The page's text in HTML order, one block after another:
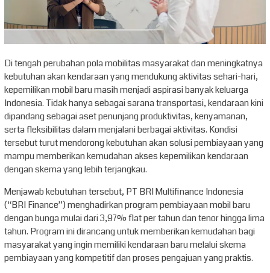
Di tengah perubahan pola mobilitas masyarakat dan meningkatnya
kebutuhan akan kendaraan yang mendukung aktivitas sehari-hari,
kepemilikan mobil baru masih menjadi aspirasi banyak keluarga
Indonesia. Tidak hanya sebagai sarana transportasi, kendaraan kini
dipandang sebagai aset penunjang produktivitas, kenyamanan,
serta fleksibilitas dalam menjalani berbagai aktivitas. Kondisi
tersebut turut mendorong kebutuhan akan solusi pembiayaan yang
mampu memberikan kemudahan akses kepemilikan kendaraan
dengan skema yang lebih terjangkau.
Menjawab kebutuhan tersebut, PT BRI Multifinance Indonesia
(“BRI Finance”) menghadirkan program pembiayaan mobil baru
dengan bunga mulai dari 3,97% flat per tahun dan tenor hingga lima
tahun. Program ini dirancang untuk memberikan kemudahan bagi
masyarakat yang ingin memiliki kendaraan baru melalui skema
pembiayaan yang kompetitif dan proses pengajuan yang praktis.